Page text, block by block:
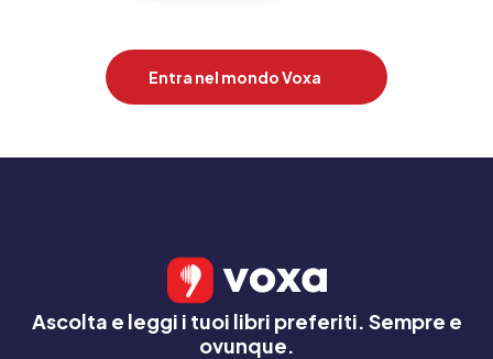
Entra nel mondo Voxa
Ascolta e leggi i tuoi libri preferiti. Sempre e
ovunque.